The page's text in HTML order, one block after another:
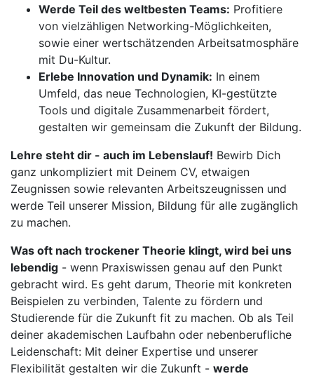
Werde Teil des weltbesten Teams: Profitiere
von vielzähligen Networking-Möglichkeiten,
sowie einer wertschätzenden Arbeitsatmosphäre
mit Du-Kultur.
Erlebe Innovation und Dynamik: In einem
Umfeld, das neue Technologien, KI-gestützte
Tools und digitale Zusammenarbeit fördert,
gestalten wir gemeinsam die Zukunft der Bildung.
Lehre steht dir - auch im Lebenslauf! Bewirb Dich
ganz unkompliziert mit Deinem CV, etwaigen
Zeugnissen sowie relevanten Arbeitszeugnissen und
werde Teil unserer Mission, Bildung für alle zugänglich
zu machen.
Was oft nach trockener Theorie klingt, wird bei uns
lebendig - wenn Praxiswissen genau auf den Punkt
gebracht wird. Es geht darum, Theorie mit konkreten
Beispielen zu verbinden, Talente zu fördern und
Studierende für die Zukunft fit zu machen. Ob als Teil
deiner akademischen Laufbahn oder nebenberufliche
Leidenschaft: Mit deiner Expertise und unserer
Flexibilität gestalten wir die Zukunft - werde